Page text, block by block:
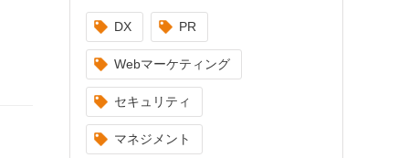
DX PR
Webマーケティング
セキュリティ
マネジメント